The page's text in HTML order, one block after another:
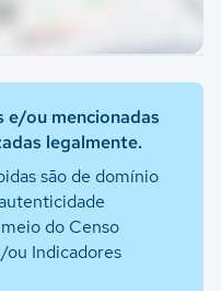
e/ou mencionadas
legalmente.
são de domínio
do Censo
ou Indicadores